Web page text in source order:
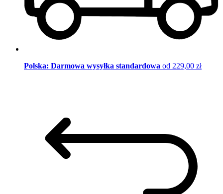
Polska: Darmowa wysyłka standardowa od 229,00 zł